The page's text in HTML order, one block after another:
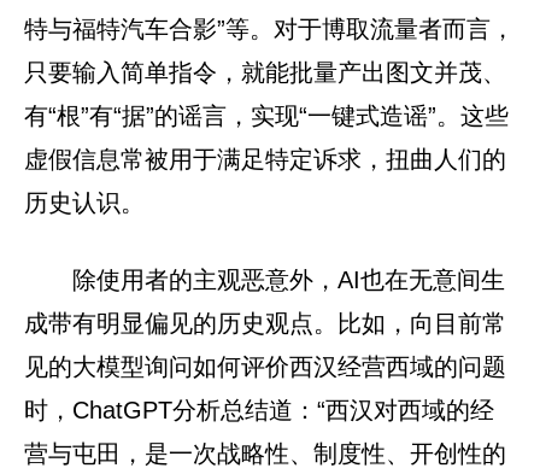
特与福特汽车合影”等。对于博取流量者而言，
只要输入简单指令，就能批量产出图文并茂、
有“根”有“据”的谣言，实现“一键式造谣”。这些
虚假信息常被用于满足特定诉求，扭曲人们的
历史认识。
除使用者的主观恶意外，AI也在无意间生
成带有明显偏见的历史观点。比如，向目前常
见的大模型询问如何评价西汉经营西域的问题
时，ChatGPT分析总结道：“西汉对西域的经
营与屯田，是一次战略性、制度性、开创性的